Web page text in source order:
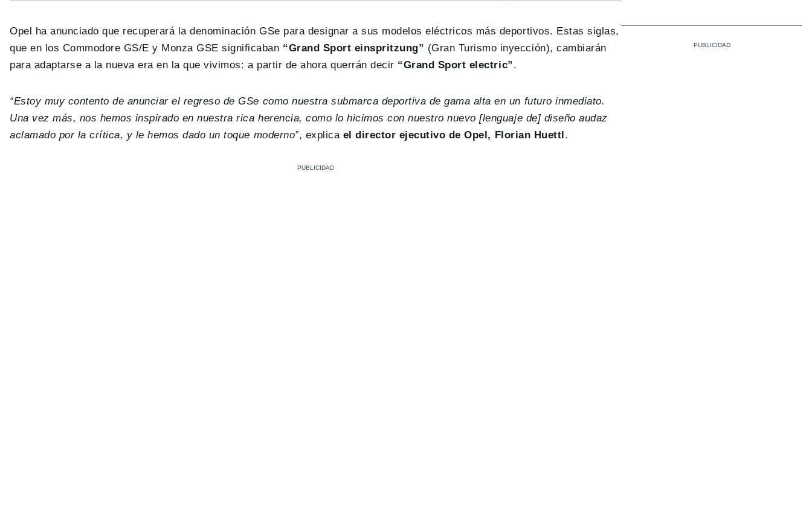
Opel ha anunciado que recuperará la denominación GSe para designar a sus modelos eléctricos más deportivos. Estas siglas,
que en los Commodore GS/E y Monza GSE significaban “Grand Sport einspritzung” (Gran Turismo inyección), cambiarán
para adaptarse a la nueva era en la que vivimos: a partir de ahora querrán decir “Grand Sport electric”.
“Estoy muy contento de anunciar el regreso de GSe como nuestra submarca deportiva de gama alta en un futuro inmediato.
Una vez más, nos hemos inspirado en nuestra rica herencia, como lo hicimos con nuestro nuevo [lenguaje de] diseño audaz
aclamado por la crítica, y le hemos dado un toque moderno”, explica el director ejecutivo de Opel, Florian Huettl .